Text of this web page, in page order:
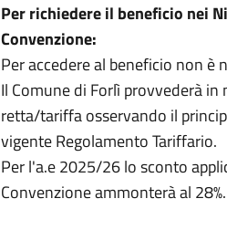
Per richiedere il beneficio nei
Convenzione:
Per accedere al beneficio non è
Il Comune di Forlì provvederà
retta/tariffa osservando il
vigente Regolamento Tariffario.
Per l'a.e 2025/26 lo sconto
Convenzione ammonterà al 28%.